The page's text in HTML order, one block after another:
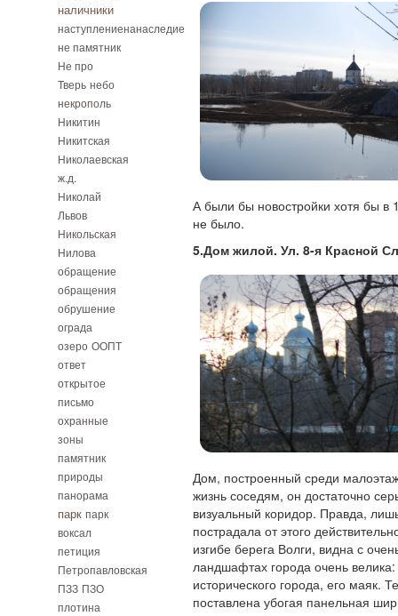
наличники
наступлениенанаследие
не памятник
Не про
Тверь небо
некрополь
Никитин
Никитская
Николаевская
ж.д.
Николай
Львов
Никольская
Нилова
обращение
обращения
обрушение
ограда
озеро ООПТ
ответ
открытое
письмо
охранные
зоны
памятник
природы
панорама
парк парк
воксал
петиция
Петропавловская
ПЗЗ ПЗО
плотина
А были бы новостройки хотя бы в
не было.
5.Дом жилой. Ул. 8-я Красной
Дом, построенный среди
жизнь соседям, он достаточно
визуальный коридор. Правда,
пострадала от этого
изгибе берега Волги, видна с
ландшафтах города очень
исторического города, его маяк.
поставлена убогая панельная